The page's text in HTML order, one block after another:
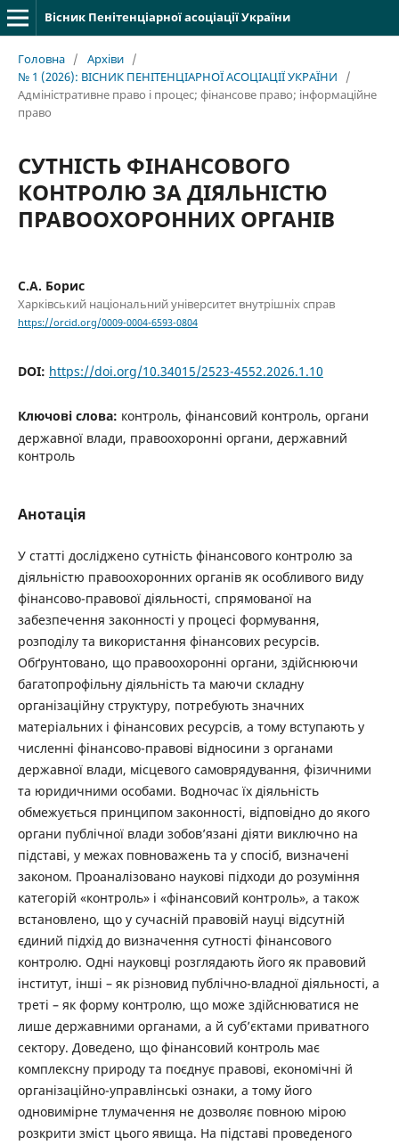
Вісник Пенітенціарної асоціації України
Головна / Архіви /
№ 1 (2026): ВІСНИК ПЕНІТЕНЦІАРНОЇ АСОЦІАЦІЇ УКРАЇНИ
/
Адміністративне право і процес; фінансове право; інформаційне
право
СУТНІСТЬ ФІНАНСОВОГО
КОНТРОЛЮ ЗА ДІЯЛЬНІСТЮ
ПРАВООХОРОННИХ ОРГАНІВ
С.А. Борис
Харківський національний університет внутрішніх справ
https://orcid.org/0009-0004-6593-0804
DOI: https://doi.org/10.34015/2523-4552.2026.1.10
Ключові слова: контроль, фінансовий контроль, органи
державної влади, правоохоронні органи, державний
контроль
Анотація
У статті досліджено сутність фінансового контролю за
діяльністю правоохоронних органів як особливого виду
фінансово-правової діяльності, спрямованої на
забезпечення законності у процесі формування,
розподілу та використання фінансових ресурсів.
Обґрунтовано, що правоохоронні органи, здійснюючи
багатопрофільну діяльність та маючи складну
організаційну структуру, потребують значних
матеріальних і фінансових ресурсів, а тому вступають у
численні фінансово-правові відносини з органами
державної влади, місцевого самоврядування, фізичними
та юридичними особами. Водночас їх діяльність
обмежується принципом законності, відповідно до якого
органи публічної влади зобов’язані діяти виключно на
підставі, у межах повноважень та у спосіб, визначені
законом. Проаналізовано наукові підходи до розуміння
категорій «контроль» і «фінансовий контроль», а також
встановлено, що у сучасній правовій науці відсутній
єдиний підхід до визначення сутності фінансового
контролю. Одні науковці розглядають його як правовий
інститут, інші – як різновид публічно-владної діяльності, а
треті – як форму контролю, що може здійснюватися не
лише державними органами, а й суб’єктами приватного
сектору. Доведено, що фінансовий контроль має
комплексну природу та поєднує правові, економічні й
організаційно-управлінські ознаки, а тому його
одновимірне тлумачення не дозволяє повною мірою
розкрити зміст цього явища. На підставі проведеного